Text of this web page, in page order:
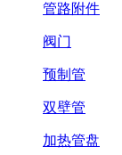
管路附件
阀门
预制管
双壁管
加热管盘